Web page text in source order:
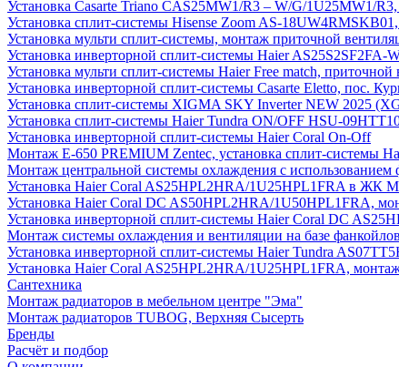
Установка Casarte Triano CAS25MW1/R3 – W/G/1U25MW1/
Установка сплит-системы Hisense Zoom AS-
Установка мульти сплит-системы, монтаж приточной
Установка инверторной сплит-системы Haier AS25S2SF2FA-
Установка мульти сплит-системы Haier Free match,
Установка инверторной сплит-системы Casarte Eletto, пос.
Установка сплит-системы XIGMA SKY Inverter NEW 2025
Установка сплит-системы Haier Tundra ON/OFF HSU-
Установка инверторной сплит-системы Haier Coral On-Off
Монтаж E-650 PREMIUM Zentec, установка сплит-системы
Монтаж центральной системы охлаждения с использованием
Установка Haier Coral AS25HPL2HRA/1U25HPL1FRA в ЖК
Установка Haier Coral DC AS50HPL2HRA/1U50HPL1FRA,
Установка инверторной сплит-системы Haier Coral DC
Монтаж системы охлаждения и вентиляции на базе
Установка инверторной сплит-системы Haier Tundra
Установка Haier Coral AS25HPL2HRA/1U25HPL1FRA,
Сантехника
Монтаж радиаторов в мебельном центре "Эма"
Монтаж радиаторов TUBOG, Верхняя Сысерть
Бренды
Расчёт и подбор